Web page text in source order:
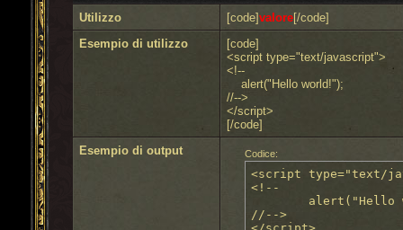
Utilizzo [code]valore[/code]
Esempio di utilizzo
[code]
<script type="text/javascript">
<!--
alert("Hello world!");
//-->
</script>
[/code]
Esempio di output
Codice:
<script type="text/
<!--
//-->